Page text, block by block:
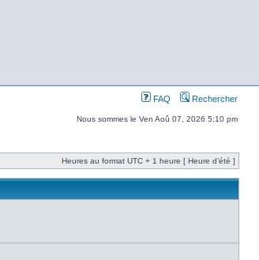
FAQ Rechercher
Nous sommes le Ven Aoû 07, 2026 5:10 pm
Heures au format UTC + 1 heure [ Heure d’été ]